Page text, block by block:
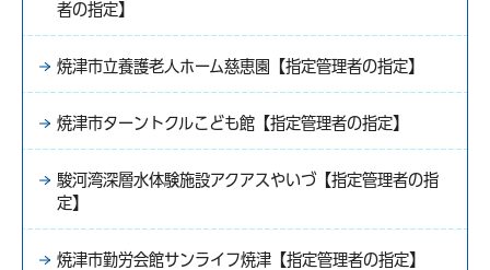
者の指定】
焼津市立養護老人ホーム慈恵園【指定管理者の指定】
焼津市ターントクルこども館【指定管理者の指定】
駿河湾深層水体験施設アクアスやいづ【指定管理者の指
定】
焼津市勤労会館サンライフ焼津【指定管理者の指定】